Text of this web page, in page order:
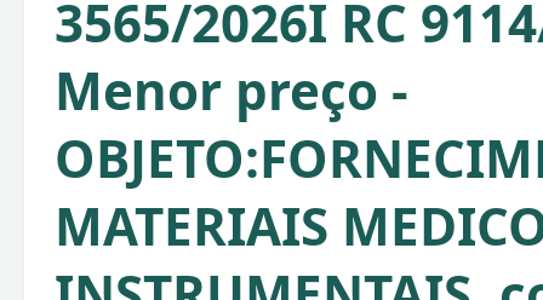
3565/2026I RC
Menor preço -
MATERIAIS